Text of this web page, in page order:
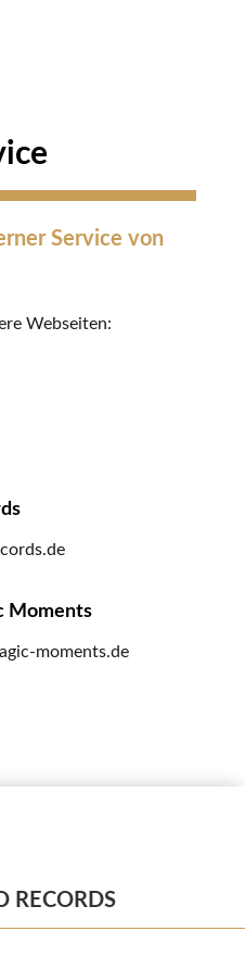
Service von
Webseiten:
Moments
moments.de
RECORDS